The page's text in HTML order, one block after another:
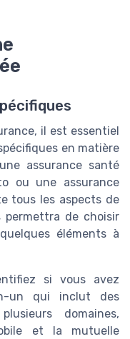
il est essentiel
en matière
assurance santé
ou une assurance
tous les aspects de
permettra de choisir
éléments à
si vous avez
un qui inclut des
domaines,
et la mutuelle